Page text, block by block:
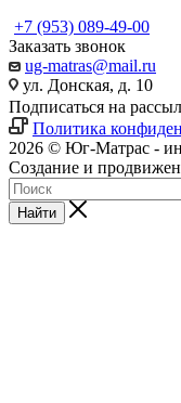
+7 (953) 089-49-00
Заказать звонок
ug-matras@mail.ru
ул. Донская, д. 10
Подписаться на
Политика
2026 © Юг-Матрас -
Создание и
Найти